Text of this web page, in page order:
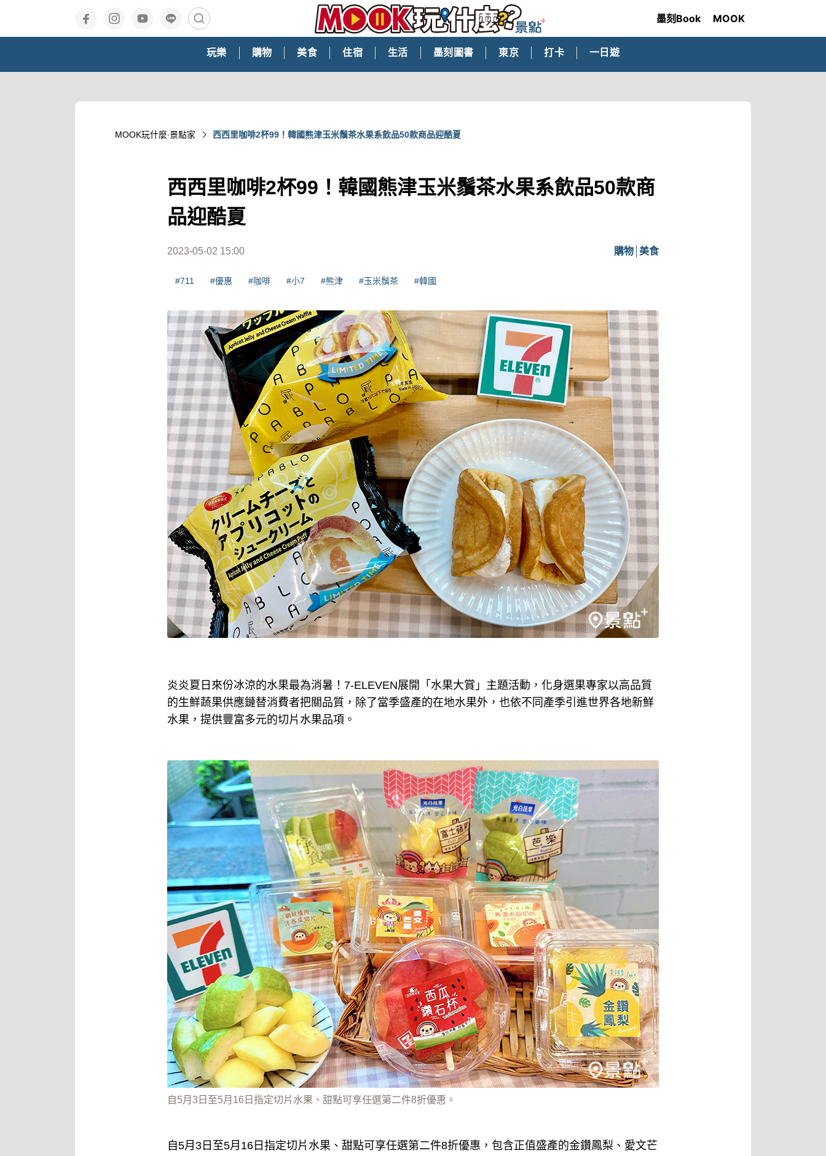
墨刻Book MOOK
玩樂 購物 美食 住宿 生活 墨刻圖書 東京 打卡 一日遊
MOOK玩什麼‧景點家 西西里咖啡2杯99！韓國熊津玉米鬚茶水果系飲品50款商品迎酷夏
西西里咖啡2杯99！韓國熊津玉米鬚茶水果系飲品50款商
品迎酷夏
2023-05-02 15:00 購物 美食
#711 #優惠 #咖啡 #小7 #熊津 #玉米鬚茶 #韓國
炎炎夏日來份冰涼的水果最為消暑！7-ELEVEN展開「水果大賞」主題活動，化身選果專家以高品質
的生鮮蔬果供應鏈替消費者把關品質，除了當季盛產的在地水果外，也依不同產季引進世界各地新鮮
水果，提供豐富多元的切片水果品項。
自5月3日至5月16日指定切片水果、甜點可享任選第二件8折優惠。
自5月3日至5月16日指定切片水果、甜點可享任選第二件8折優惠，包含正值盛產的金鑽鳳梨、愛文芒